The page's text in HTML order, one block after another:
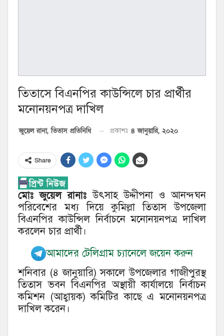
তিতাসে বিএনপির কাউন্সিলে চার প্রার্থীর
মনোনয়নপত্র দাখিল
জুয়েল রানা, তিতাস প্রতিনিধি প্রকাশঃ ৪ জানুয়ারি, ২০২০
Share
মোঃ জুয়েল রানাঃ উৎসাহ উদ্দীপনা ও আনন্দঘন
পরিবেশের মধ্য দিয়ে কুমিল্লা তিতাস উপজেলা
বিএনপির কাউন্সিল নির্বাচনে মনোনয়নপত্র দাখিল
করলেন চার প্রার্থী।
আমাদের টেলিগ্রাম চ্যানেলে জয়েন করুন
শনিবার (৪ জানুয়ারি) সকালে উপজেলার গাজীপুরস্থ
তিতাস ভবন বিএনপির অস্থায়ী কার্যালয়ে নির্বাচন
কমিশন (আহ্বায়ক) কমিটির কাছে এ মনোনয়নপত্র
দাখিল করেন।